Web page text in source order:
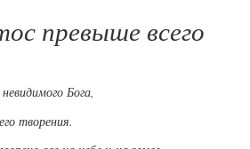
превыше всего
Бога,
творения.